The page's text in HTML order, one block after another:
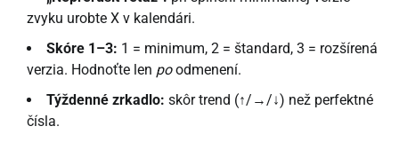
zvyku urobte X v kalendári.
Skóre 1–3: 1 = minimum, 2 = štandard, 3 = rozšírená
verzia. Hodnoťte len poodmenení.
Týždenné zrkadlo: skôr trend (↑/→/↓) než perfektné
čísla.